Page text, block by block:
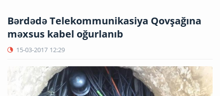
Bərdədə Telekommunikasiya Qovşağına
məxsus kabel oğurlanıb
15-03-2017 12:29